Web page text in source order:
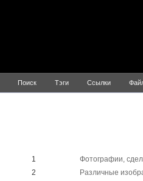
Поиск Тэги Ссылки
1 Фотографии,
2
Различные